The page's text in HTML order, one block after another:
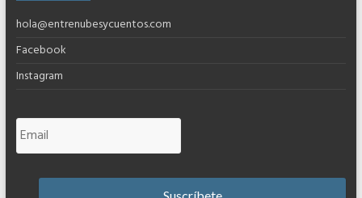
hola@entrenubesycuentos.com
Facebook
Instagram